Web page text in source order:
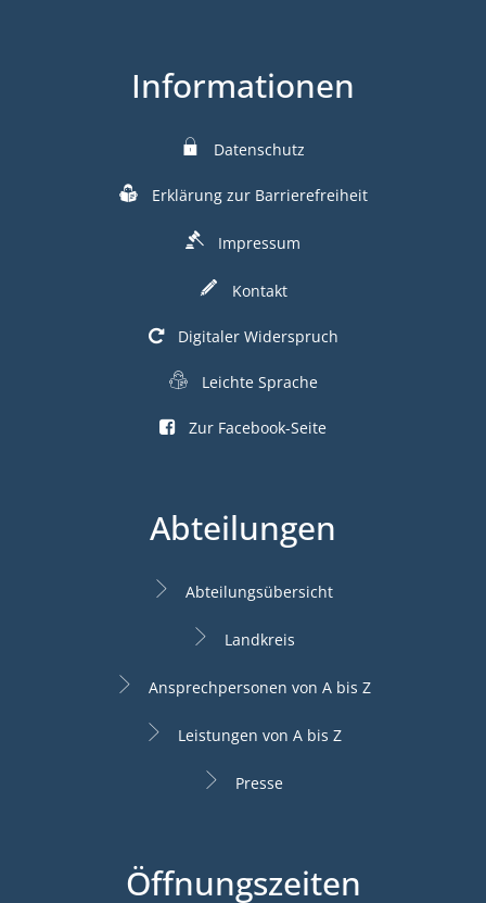
Informationen
Datenschutz
Erklärung zur Barrierefreiheit
Impressum
Kontakt
Digitaler Widerspruch
Leichte Sprache
Zur Facebook-Seite
Abteilungen
Abteilungsübersicht
Landkreis
Ansprechpersonen von A bis Z
Leistungen von A bis Z
Presse
Öffnungszeiten